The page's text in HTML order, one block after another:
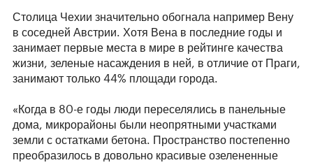
Столица Чехии значительно обогнала например Вену
в соседней Австрии. Хотя Вена в последние годы и
занимает первые места в мире в рейтинге качества
жизни, зеленые насаждения в ней, в отличие от Праги,
занимают только 44% площади города.
«Когда в 80-е годы люди переселялись в панельные
дома, микрорайоны были неопрятными участками
земли с остатками бетона. Пространство постепенно
преобразилось в довольно красивые озелененные